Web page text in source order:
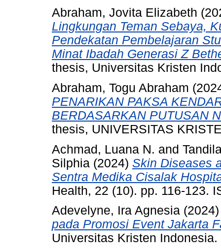
Abraham, Jovita Elizabeth
Lingkungan Teman Sebaya,
Pendekatan Pembelajaran
Minat Ibadah Generasi Z
thesis, Universitas Kristen
Abraham, Togu Abraham
PENARIKAN PAKSA
BERDASARKAN PUTUSAN
thesis, UNIVERSITAS
Achmad, Luana N. and
Silphia (2024) Skin Diseases
Sentra Medika Cisalak
Health, 22 (10). pp. 116-123.
Adevelyne, Ira Agnesia
pada Promosi Event Jakarta
Universitas Kristen Indonesia.